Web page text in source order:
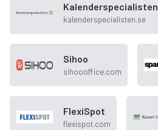
Kalenderspecialisten
kalenderspecialisten.se
Sihoo
sihoooffice.com
FlexiSpot
flexispot.com